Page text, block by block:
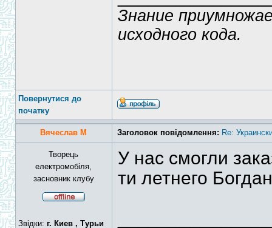
Знание
исходного кода.
Повернутися до
початку
Вячеслав М Заголовок повідомлення: Re:
Творець
електромобіля,
засновник клубу
Звідки: г. Киев , Турьи
У нас смогли
ти летнего